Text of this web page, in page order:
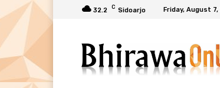
32.2 C Sidoarjo Friday, August 7,